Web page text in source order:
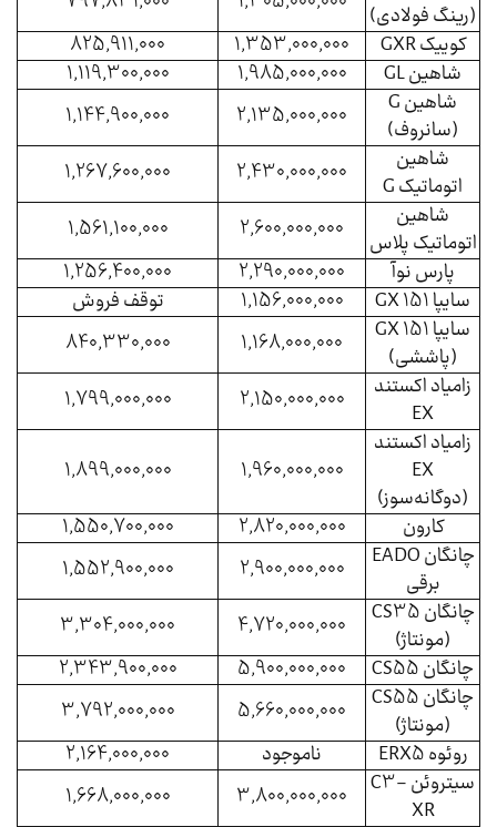
(رینگ فولادی)
کوییک GXR
1,353,000,000
825,911,000
شاهین GL
1,985,000,000
1,119,300,000
شاهین G
(سانروف)
2,135,000,000
1,144,900,000
شاهین
اتوماتیک G
2,430,000,000
1,267,600,000
شاهین
اتوماتیک پلاس
2,600,000,000
1,561,100,000
پارس نوآ
2,290,000,000
1,256,400,000
سایپا 151 GX
1,156,000,000
توقف فروش
سایپا 151 GX
(پاششی)
1,168,000,000
840,330,000
زامیاد اکستند
EX
2,150,000,000
1,799,000,000
زامیاد اکستند
EX
(دوگانه‌سوز)
1,960,000,000
1,899,000,000
کارون
2,820,000,000
1,550,700,000
چانگان EADO
برقی
2,900,000,000
1,552,900,000
چانگان CS35
(مونتاژ)
4,720,000,000
3,304,000,000
چانگان CS55
5,900,000,000
2,343,900,000
چانگان CS55
(مونتاژ)
5,660,000,000
3,792,000,000
روئوه ERX5
ناموجود
2,164,000,000
سیتروئن C3-
XR
3,800,000,000
1,668,000,000